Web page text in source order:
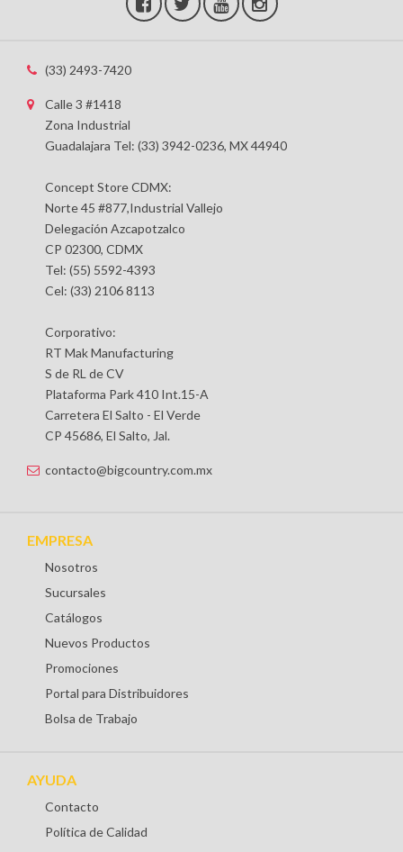
(33) 2493-7420
Calle 3 #1418
Zona Industrial
Guadalajara Tel: (33) 3942-0236, MX 44940
Concept Store CDMX:
Norte 45 #877,Industrial Vallejo
Delegación Azcapotzalco
CP 02300, CDMX
Tel: (55) 5592-4393
Cel: (33) 2106 8113
Corporativo:
RT Mak Manufacturing
S de RL de CV
Plataforma Park 410 Int.15-A
Carretera El Salto - El Verde
CP 45686, El Salto, Jal.
contacto@bigcountry.com.mx
EMPRESA
Nosotros
Sucursales
Catálogos
Nuevos Productos
Promociones
Portal para Distribuidores
Bolsa de Trabajo
AYUDA
Contacto
Política de Calidad